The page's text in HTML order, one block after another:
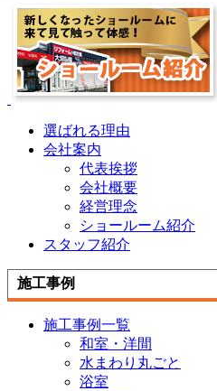
選ばれる理由
会社案内
代表挨拶
会社概要
経営理念
ショールーム紹介
スタッフ紹介
施工事例
施工事例一覧
和室・洋間
水まわり丸ごと
浴室